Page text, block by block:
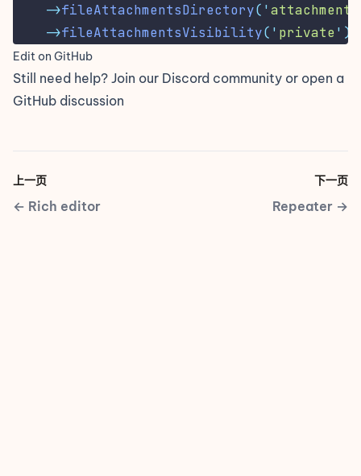
->fileAttachmentsDirectory( 'attachments
->fileAttachmentsVisibility( ' private ' )
Edit on GitHub
Still need help? Join our Discord community or open a
GitHub discussion
上一页
← Rich editor
下一页
Repeater →